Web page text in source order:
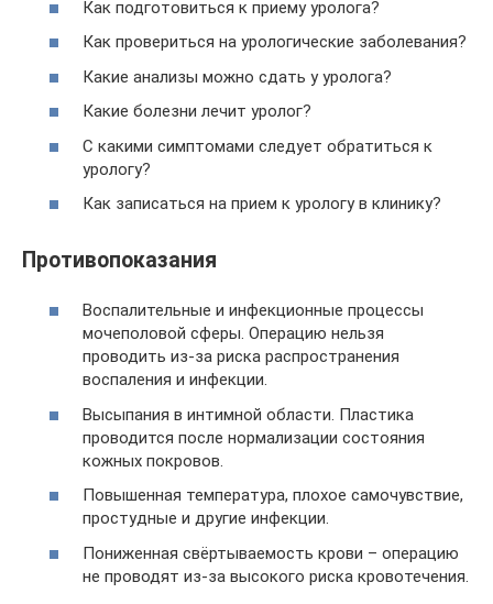
Как подготовиться к приему уролога?
Как провериться на урологические заболевания?
Какие анализы можно сдать у уролога?
Какие болезни лечит уролог?
С какими симптомами следует обратиться к
урологу?
Как записаться на прием к урологу в клинику?
Противопоказания
Воспалительные и инфекционные процессы
мочеполовой сферы. Операцию нельзя
проводить из-за риска распространения
воспаления и инфекции.
Высыпания в интимной области. Пластика
проводится после нормализации состояния
кожных покровов.
Повышенная температура, плохое самочувствие,
простудные и другие инфекции.
Пониженная свёртываемость крови – операцию
не проводят из-за высокого риска кровотечения.